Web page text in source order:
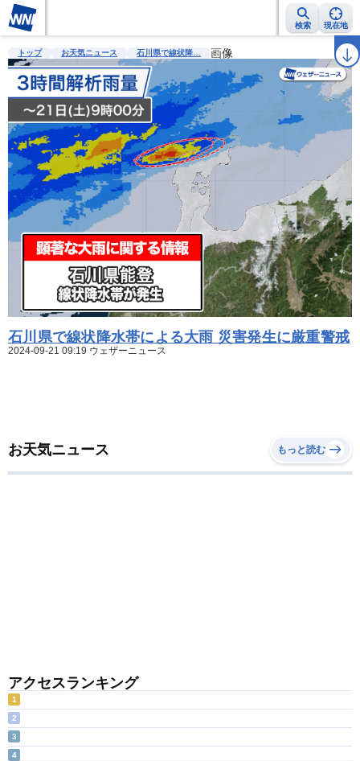
検索 現在地
雨雲レーダー 台風情報 地震情報 警報・注意報 ラ
トップ お天気ニュース 石川県で線状降… 画像
石川県で線状降水帯による大雨 災害発生に厳重警戒
2024-09-21 09:19 ウェザーニュース
お天気ニュース もっと読む
アクセスランキング
1
2
3
4